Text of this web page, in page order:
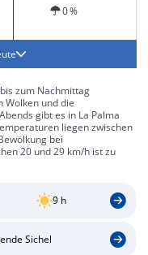
0 %
zum Nachmittag
Wolken und die
gibt es in La Palma
liegen zwischen
bei
20 und 29 km/h ist zu
9 h
Sichel